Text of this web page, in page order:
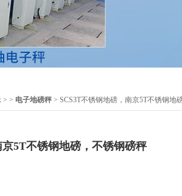
> > 电子地磅秤> SCS3T不锈钢地磅，南京5T不锈钢地
5T不锈钢地磅，不锈钢磅秤